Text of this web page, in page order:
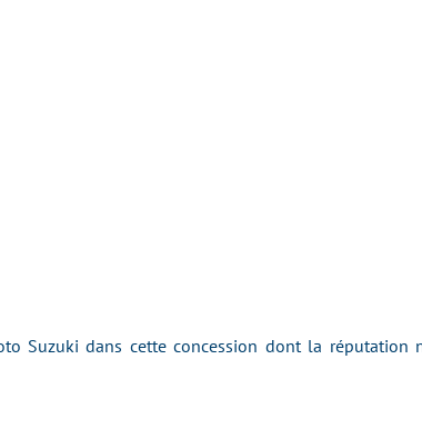
Suzuki dans cette concession dont la réputation